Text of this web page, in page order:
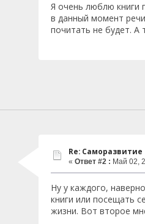
Я очень люблю книги
в данный момент
почитать не будет.
Re: Саморазвитие
« Ответ #2 : Май 02,
Ну у каждого,
книги или посещать
жизни. Вот второе